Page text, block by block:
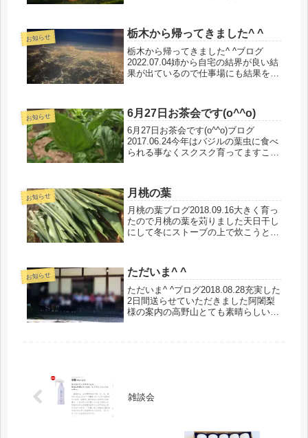
も心は成長する心の成長が止まり時が
止まりずーと同じ...
お知らせ 栃木から帰ってきました^ ^
栃木から帰ってきました^ ^ブログ
2022.07.04姉から自宅の結界が良い結
果が出ているので仕事場にも結果を張
✨何かが動き霧が張り、異臭の空気に
びっくりだったのですが、結...
お知らせ 6月27日お茶会です(o^^o)
6月27日お茶会です(o^^o)ブログ
2017.06.24今年はバジルの葉虫に食べ
られる事なくスクスク育ってますこの
陰様です(=´∀｀)人(´∀｀=)27日のお茶
会ご参加お...
お知らせ 月桃の葉
月桃の葉ブログ2018.09.16大きく育っ
たので月桃の葉を苅りました天日干し
にして冬にストーブの上で炊こうと思
コはいつも癒しの空間にいますアロマ
ランプには中庸が入ってます...
お知らせ ただいま^ ^
ただいま^ ^ブログ2018.08.28充実した
2日間送らせていただきました阿闍梨
様の案内の高野山とても素晴らしいか
雑談会